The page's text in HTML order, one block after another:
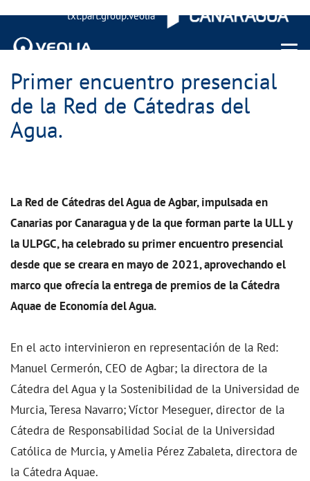
txt.part.group.veolia
Menu
Primer encuentro presencial
de la Red de Cátedras del
Agua.
La Red de Cátedras del Agua de Agbar, impulsada en
Canarias por Canaragua y de la que forman parte la ULL y
la ULPGC, ha celebrado su primer encuentro presencial
desde que se creara en mayo de 2021, aprovechando el
marco que ofrecía la entrega de premios de la Cátedra
Aquae de Economía del Agua.
En el acto intervinieron en representación de la Red:
Manuel Cermerón, CEO de Agbar; la directora de la
Cátedra del Agua y la Sostenibilidad de la Universidad de
Murcia, Teresa Navarro; Víctor Meseguer, director de la
Cátedra de Responsabilidad Social de la Universidad
Católica de Murcia, y Amelia Pérez Zabaleta, directora de
la Cátedra Aquae.